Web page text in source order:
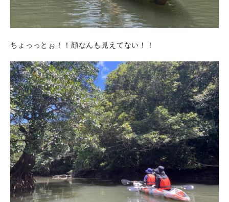
ちょっっとぉ！！顔なんも見えてない！！